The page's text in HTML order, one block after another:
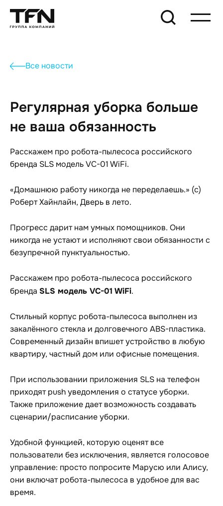
Все новости
Регулярная уборка больше
не ваша обязанность
Расскажем про робота-пылесоса российского
бренда SLS модель VC-01 WiFi.
«Домашнюю работу никогда не переделаешь.» (с)
Роберт Хайнлайн, Дверь в лето.
Прогресс дарит нам умных помощников. Они
никогда не устают и исполняют свои обязанности с
безупречной пунктуальностью.
Расскажем про робота-пылесоса российского
бренда SLS модель VC-01 WiFi.
Стильный корпус робота-пылесоса выполнен из
закалённого стекла и долговечного ABS-пластика.
Современный дизайн впишет устройство в любую
квартиру, частный дом или офисные помещения.
При использовании приложения SLS на телефон
приходят push уведомления о статусе уборки.
Также приложение дает возможность создавать
сценарии/расписание уборки.
Удобной функцией, которую оценят все
пользователи без исключения, является голосовое
управление: просто попросите Марусю или Алису,
они включат робота-пылесоса в удобное для вас
время.